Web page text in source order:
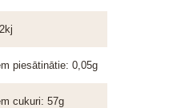
piesātinātie: 0,05g
cukuri: 57g